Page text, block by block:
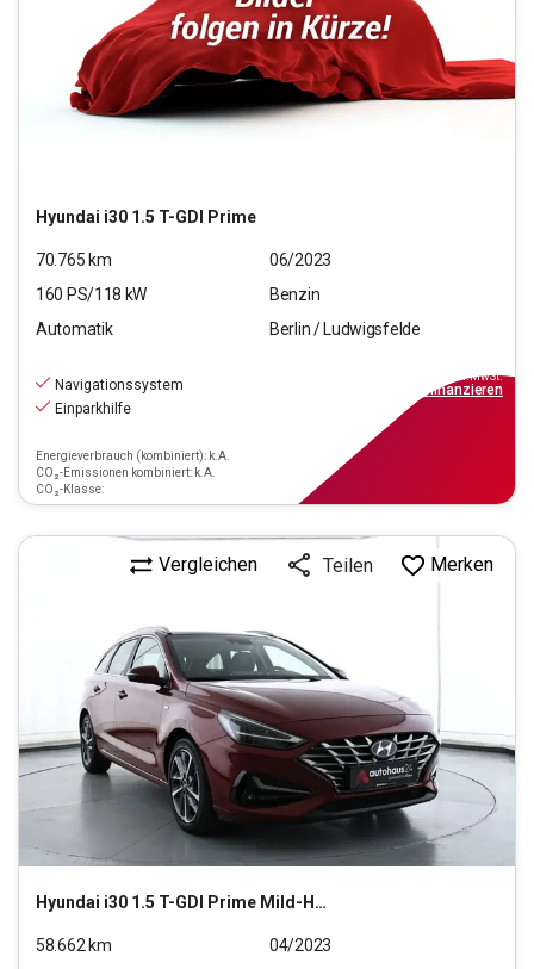
Hyundai i30 1.5 T-GDI Prime
70.765 km
06/2023
160 PS/118 kW
Benzin
Automatik
Berlin / Ludwigsfelde
Navigationssystem
Einparkhilfe
Energieverbrauch (kombiniert): k.A.
CO₂-Emissionen kombiniert: k.A.
CO₂-Klasse:
inkl.MwSt.
finanzieren
Hyundai i30 1.5 T-GDI Prime Mild-Hybrid (EURO 6d)(OPF)
Vergleichen Teilen Merken
58.662km
04/2023